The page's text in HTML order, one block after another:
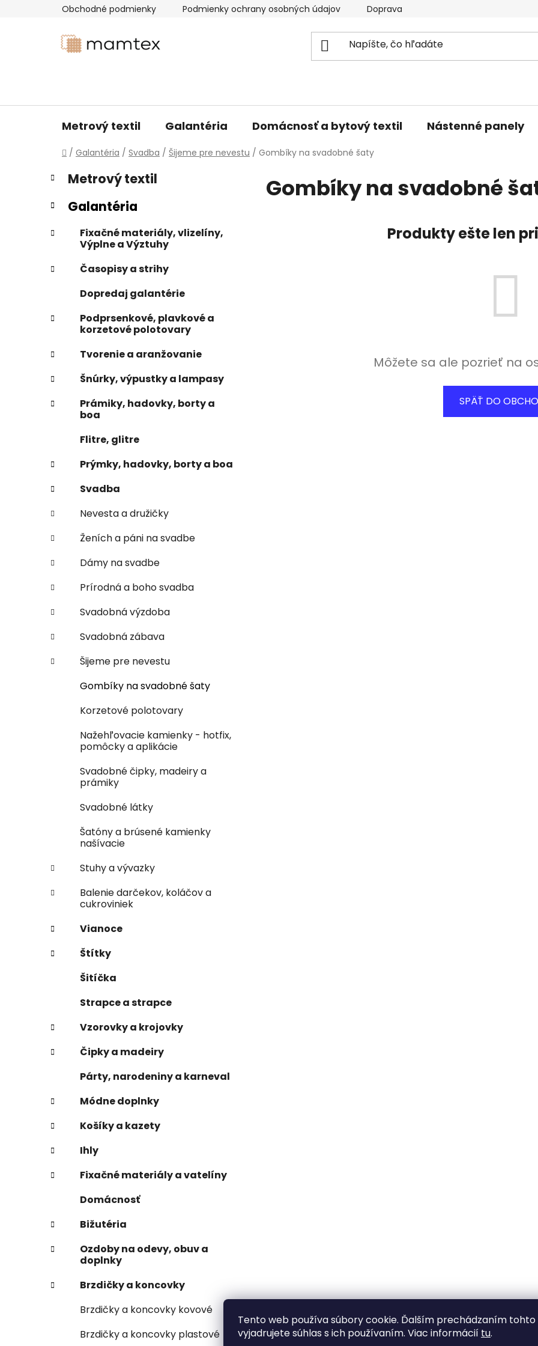
Tento web používa súbory cookie. Ďalším prechádzaním tohto
vyjadrujete súhlas s ich používaním. Viac informácií tu.
Obchodné podmienky Podmienky ochrany osobných údajov Doprava a platba
Metrový textil Galantéria Domácnosť a bytový textil Nástenné panely
Domov
/ Galantéria / Svadba / Šijeme pre nevestu / Gombíky na svadobné šaty
B
o
č
ý
a
l
Preskočiť
kategórie
K
a
t
e
ó
i
e
Metrový textil
Galantéria
Fixačné materiály, vlizelíny,
Výplne a Výztuhy
Časopisy a strihy
Dopredaj galantérie
Podprsenkové, plavkové a
korzetové polotovary
Tvorenie a aranžovanie
Šnúrky, výpustky a lampasy
Prámiky, hadovky, borty a
boa
Flitre, glitre
Prýmky, hadovky, borty a boa
Svadba
Nevesta a družičky
Ženích a páni na svadbe
Dámy na svadbe
Prírodná a boho svadba
Svadobná výzdoba
Svadobná zábava
Šijeme pre nevestu
Gombíky na svadobné šaty
Korzetové polotovary
Nažehľovacie kamienky - hotfix,
pomôcky a aplikácie
Svadobné čipky, madeiry a
prámiky
Svadobné látky
Šatóny a brúsené kamienky
našívacie
Stuhy a vývazky
Balenie darčekov, koláčov a
cukroviniek
Vianoce
Štítky
Šitíčka
Strapce a strapce
Vzorovky a krojovky
Čipky a madeiry
Párty, narodeniny a karneval
Módne doplnky
Košíky a kazety
Ihly
Fixačné materiály a vatelíny
Domácnosť
Bižutéria
Ozdoby na odevy, obuv a
doplnky
Brzdičky a koncovky
Brzdičky a koncovky kovové
Brzdičky a koncovky plastové
Gombíky na svadobné
Produkty ešte len
Môžete sa ale pozrieť na
SPÄŤ DO